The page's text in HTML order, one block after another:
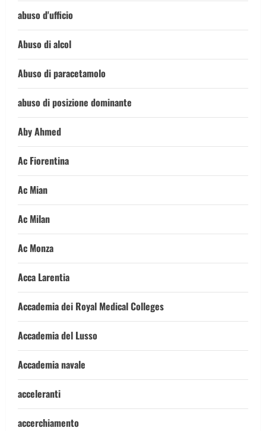
abuso d'ufficio
Abuso di alcol
Abuso di paracetamolo
abuso di posizione dominante
Aby Ahmed
Ac Fiorentina
Ac Mian
Ac Milan
Ac Monza
Acca Larentia
Accademia dei Royal Medical Colleges
Accademia del Lusso
Accademia navale
acceleranti
accerchiamento